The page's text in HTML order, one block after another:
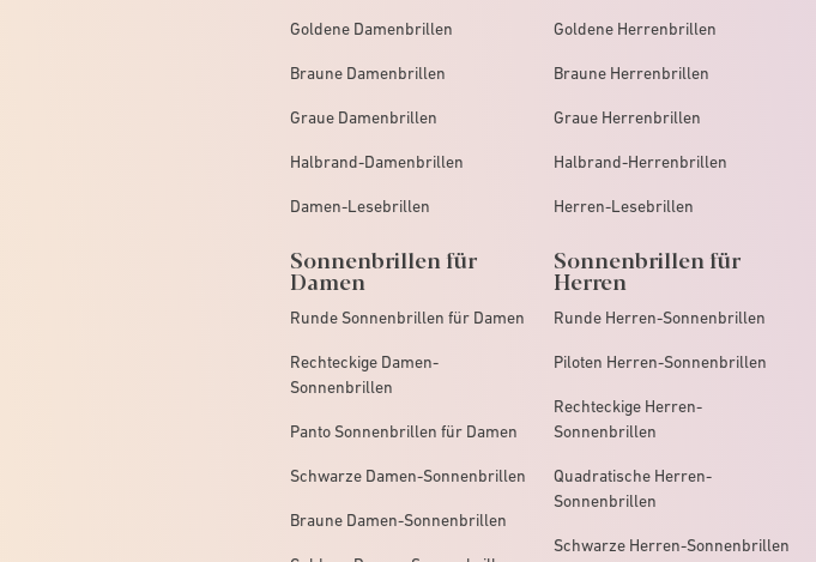
Goldene Damenbrillen
Braune Damenbrillen
Graue Damenbrillen
Halbrand-Damenbrillen
Damen-Lesebrillen
Sonnenbrillen für
Damen
Runde Sonnenbrillen für Damen
Rechteckige Damen-
Sonnenbrillen
Panto Sonnenbrillen für Damen
Schwarze Damen-Sonnenbrillen
Braune Damen-Sonnenbrillen
Goldene Herrenbrillen
Braune Herrenbrillen
Graue Herrenbrillen
Halbrand-Herrenbrillen
Herren-Lesebrillen
Sonnenbrillen für
Herren
Runde Herren-Sonnenbrillen
Piloten Herren-Sonnenbrillen
Rechteckige Herren-
Sonnenbrillen
Quadratische Herren-
Sonnenbrillen
Schwarze Herren-Sonnenbrillen